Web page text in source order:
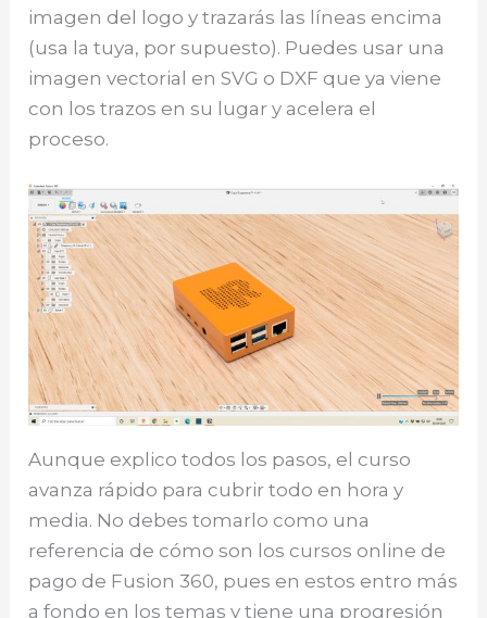
imagen del logo y trazarás las líneas encima
(usa la tuya, por supuesto). Puedes usar una
imagen vectorial en SVG o DXF que ya viene
con los trazos en su lugar y acelera el
proceso.
Aunque explico todos los pasos, el curso
avanza rápido para cubrir todo en hora y
media. No debes tomarlo como una
referencia de cómo son los cursos online de
pago de Fusion 360, pues en estos entro más
a fondo en los temas y tiene una progresión